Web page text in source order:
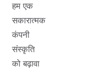
हम एक
सकारात्मक
कंपनी
संस्कृति
को बढ़ावा